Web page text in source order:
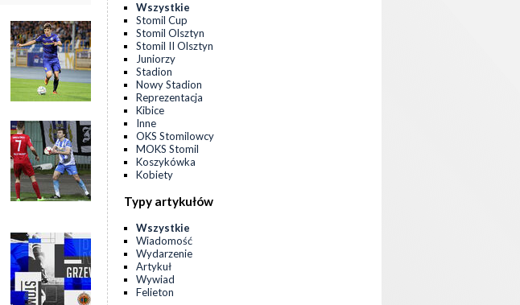
Wszystkie
Stomil Cup
Stomil Olsztyn
Stomil II Olsztyn
Juniorzy
Stadion
Nowy Stadion
Reprezentacja
Kibice
Inne
OKS Stomilowcy
MOKS Stomil
Koszykówka
Kobiety
Typy artykułów
Wszystkie
Wiadomość
Wydarzenie
Artykuł
Wywiad
Felieton